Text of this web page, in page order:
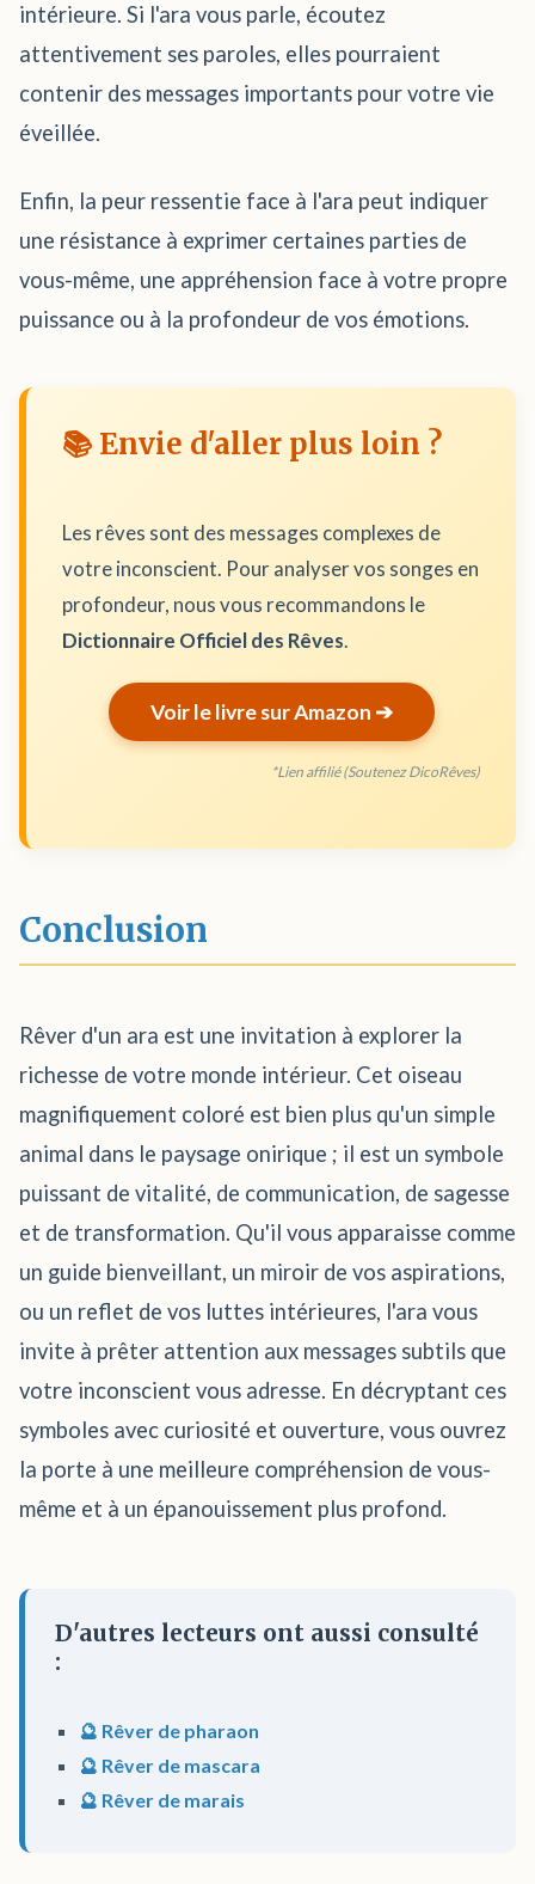
intérieure. Si l'ara vous parle, écoutez
attentivement ses paroles, elles pourraient
contenir des messages importants pour votre vie
éveillée.
Enfin, la peur ressentie face à l'ara peut indiquer
une résistance à exprimer certaines parties de
vous-même, une appréhension face à votre propre
puissance ou à la profondeur de vos émotions.
📚 Envie d'aller plus loin ?
Les rêves sont des messages complexes de
votre inconscient. Pour analyser vos songes en
profondeur, nous vous recommandons le
Dictionnaire Officiel des Rêves.
Voir le livre sur Amazon ➔
*Lien affilié (Soutenez DicoRêves)
Conclusion
Rêver d'un ara est une invitation à explorer la
richesse de votre monde intérieur. Cet oiseau
magnifiquement coloré est bien plus qu'un simple
animal dans le paysage onirique ; il est un symbole
puissant de vitalité, de communication, de sagesse
et de transformation. Qu'il vous apparaisse comme
un guide bienveillant, un miroir de vos aspirations,
ou un reflet de vos luttes intérieures, l'ara vous
invite à prêter attention aux messages subtils que
votre inconscient vous adresse. En décryptant ces
symboles avec curiosité et ouverture, vous ouvrez
la porte à une meilleure compréhension de vous-
même et à un épanouissement plus profond.
D'autres lecteurs ont aussi consulté
:
🔮 Rêver de pharaon
🔮 Rêver de mascara
🔮 Rêver de marais